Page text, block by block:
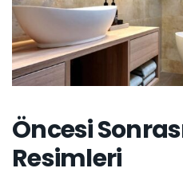
Öncesi
Resimleri